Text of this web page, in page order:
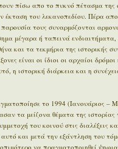
πίσω απο το πυκνό πέτασμα της
έκταση του λεκανοπεδίου. Πέρα
τους συναρμόζονται
μέγαρα ή ταπεινά
και τα τεκμήρια της ιστορικής
είναι οι ίδιοι οι αρχαίοι δρόμοι
η ιστορική διάρκεια και η
το 1994 (Ιανουάριος –
τα μείζονα θέματα της ιστορίας
του κοινού στις διαλέξεις
και μετά την εξάντληση του
να πραγματοποιηθεί